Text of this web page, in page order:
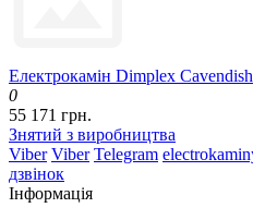
Електрокамін Dimplex Cavendish
0
55 171 грн.
Знятий з виробництва
Viber Viber Telegram
дзвінок
Інформація